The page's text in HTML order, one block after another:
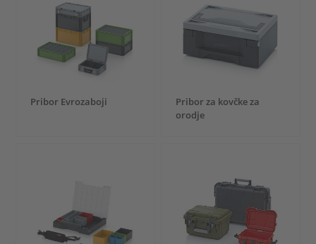
Pribor Evrozaboji
Pribor za kovčke za
orodje